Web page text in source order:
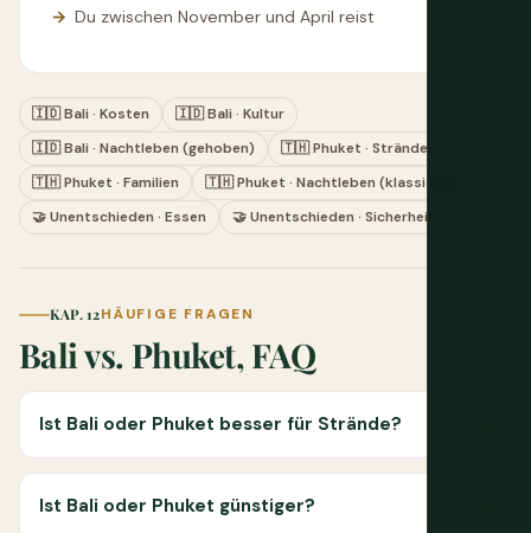
Du zwischen November und April reist
🇮🇩 Bali · Kosten
🇮🇩 Bali · Kultur
🇮🇩 Bali · Nachtleben (gehoben)
🇹🇭 Phuket · Strände
🇹🇭 Phuket · Familien
🇹🇭 Phuket · Nachtleben (klassisch)
🤝 Unentschieden · Essen
🤝 Unentschieden · Sicherheit
KAP. 12HÄUFIGE FRAGEN
Bali vs. Phuket, FAQ
Ist Bali oder Phuket besser für Strände?
Ist Bali oder Phuket günstiger?